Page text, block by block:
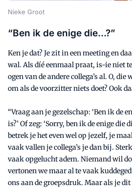
Nieke Groot
“Ben ik de enige die…?”
Ken je dat? Je zit in een meeting en
wal. Als díé eenmaal praat, is-ie niet
ogen van de andere collega’s al. O, die
om als de voorzitter niets doet? Ook
“Vraag aan je gezelschap: ‘Ben ik de
is?’ Of zeg: ‘Sorry, ben ik de enige die
betrek je het even wel op jezelf, je
vaak vallen je collega’s je dan bij.
vaak opgelucht adem. Niemand wil
vertonen we maar al te vaak
ons aan de groepsdruk. Maar als je